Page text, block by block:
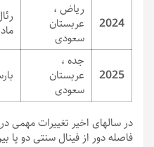
2024
ریاض ،
عربستان
سعودی
2025
جده ،
عربستان
سعودی
در سالهای اخیر تغییرات مهمی
فاصله دور از فینال سنتی دو پا